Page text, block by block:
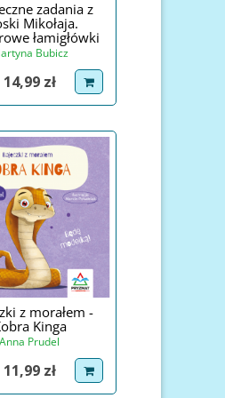
zadania z
Mikołaja.
łamigłówki
Bubicz
Cena
14,99 zł dodaj do koszyka
z morałem -
Kinga
Anna Prudel
Cena
11,99 zł dodaj do koszyka